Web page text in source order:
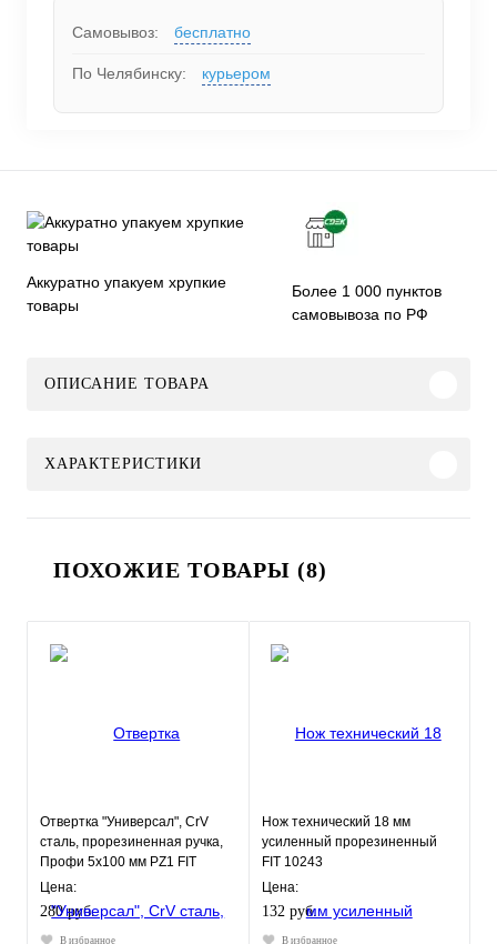
Самовывоз: бесплатно
По Челябинску: курьером
Аккуратно упакуем хрупкие
товары
Более 1 000 пунктов
самовывоза по РФ
ОПИСАНИЕ ТОВАРА
ХАРАКТЕРИСТИКИ
ПОХОЖИЕ ТОВАРЫ (8)
Отвертка "Универсал", CrV
сталь, прорезиненная ручка,
Профи 5х100 мм РZ1 FIT
Цена:
280 руб.
В избранное
Нож технический 18 мм
усиленный прорезиненный
FIT 10243
Цена:
132 руб.
В избранное